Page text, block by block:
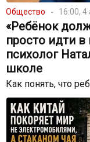
Общество 16:00, 4
«Ребёнок
просто идти
психолог
школе
Как понять, что